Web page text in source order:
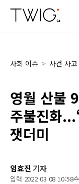
사회 이슈 > 사건 사고
영월 산불
주불진화
잿더미
임효진 기자
입력 2022 03 08 10:58